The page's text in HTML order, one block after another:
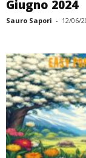
Giugno 2024
Sauro Sapori - 12/06/